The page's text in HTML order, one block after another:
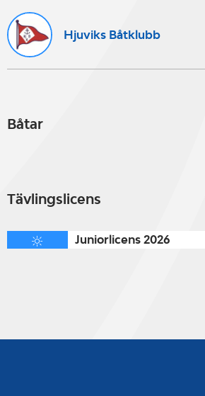
Hjuviks Båtklubb
Båtar
Tävlingslicens
Juniorlicens 2026